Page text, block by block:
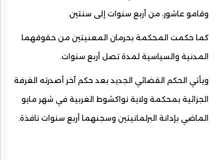
وقامو عاشور، من أربع سنوات إلى سنتين.
كما حكمت المحكمة بحرمان المعنيتين من حقوقهما
المدنية والسياسية لمدة تصل أربع سنوات.
ويأتي الحكم القضائي الجديد بعد حكم آخر أصدرته الغرفة
الجزائية بمحكمة ولاية نواكشوط الغربية في شهر مايو
الماضي بإدانة البرلمانيتين وسجنهما أربع سنوات نافذة.